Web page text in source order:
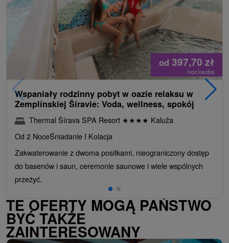
od 397,70 zł
/noc/osoba
Wspaniały rodzinny pobyt w oazie relaksu w
Zemplínskiej Šíravie: Voda, wellness, spokój
Thermal Šírava SPA Resort ★★★★ Kaluža
Od 2 NoceŚniadanie I Kolacja
Zakwaterowanie z dwoma posiłkami, nieograniczony dostęp
do basenów i saun, ceremonie saunowe i wiele wspólnych
przeżyć.
TE OFERTY MOGĄ PAŃSTWO
BYĆ TAKŻE
ZAINTERESOWANY